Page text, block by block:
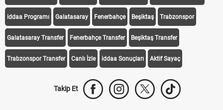
iddaa Programı Galatasaray Fenerbahçe Beşiktaş Trabzonspor
Galatasaray Transfer Fenerbahçe Transfer Beşiktaş Transfer
Trabzonspor Transfer Canlı İzle iddaa Sonuçları Aktif Sayaç
Takip Et